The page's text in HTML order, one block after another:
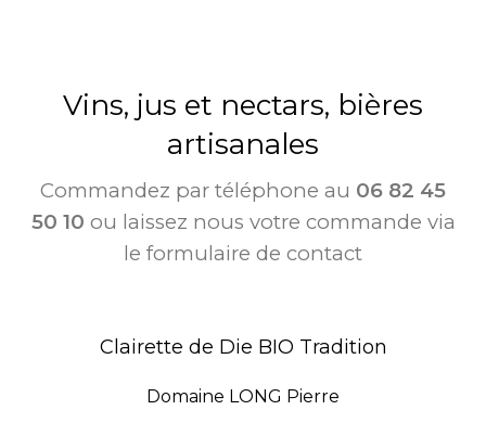
Vins, jus et nectars, bières
artisanales
Commandez par téléphone au 06 82 45
50 10 ou laissez nous votre commande via
le formulaire de contact
Clairette de Die BIO Tradition
Domaine LONG Pierre